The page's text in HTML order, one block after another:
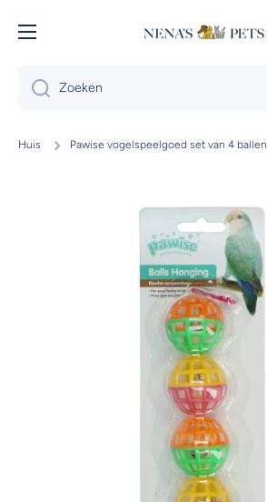
Doorgaan naar artikel
Zoeken
Huis Pawise vogelspeelgoed set van 4 ballen
Ga naar productinformatie